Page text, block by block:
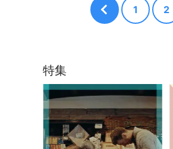
1 2
特集